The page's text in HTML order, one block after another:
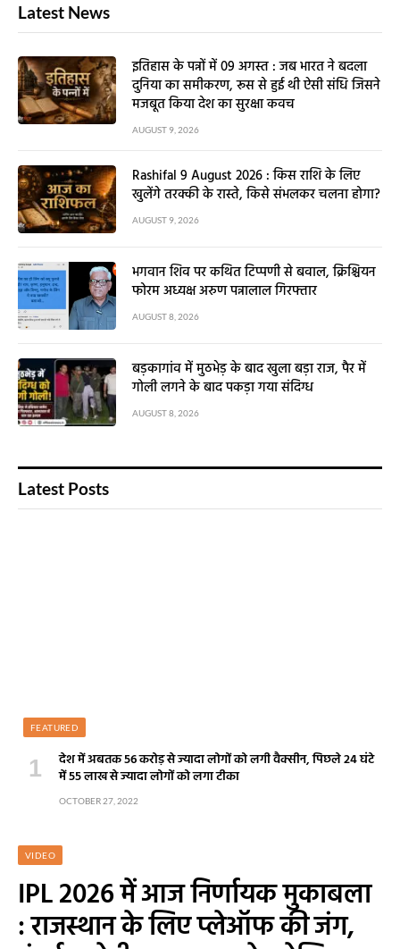
Latest News
इतिहास के पन्नों में 09 अगस्त : जब भारत ने बदला
दुनिया का समीकरण, रूस से हुई थी ऐसी संधि जिसने
मजबूत किया देश का सुरक्षा कवच
AUGUST 9, 2026
Rashifal 9 August 2026 : किस राशि के लिए
खुलेंगे तरक्की के रास्ते, किसे संभलकर चलना होगा?
AUGUST 9, 2026
भगवान शिव पर कथित टिप्पणी से बवाल, क्रिश्चियन
फोरम अध्यक्ष अरुण पन्नालाल गिरफ्तार
AUGUST 8, 2026
बड़कागांव में मुठभेड़ के बाद खुला बड़ा राज, पैर में
गोली लगने के बाद पकड़ा गया संदिग्ध
AUGUST 8, 2026
Latest Posts
FEATURED
देश में अबतक 56 करोड़ से ज्यादा लोगों को लगी वैक्सीन, पिछले 24 घंटे
में 55 लाख से ज्यादा लोगों को लगा टीका
OCTOBER 27, 2022
VIDEO
IPL 2026 में आज निर्णायक मुकाबला
: राजस्थान के लिए प्लेऑफ की जंग,